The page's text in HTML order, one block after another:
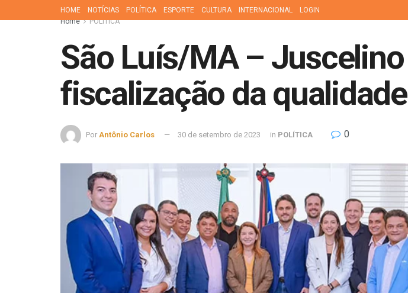
HOME NOTÍCIAS POLÍTICA ESPORTE CULTURA INTERNACIONAL LOGIN
Home
POLÍTICA
São Luís/MA –
fiscalização da
Por Antônio Carlos 30 de setembro de 2023 in POLÍTICA 0